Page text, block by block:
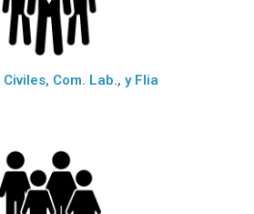
Com. Lab., y Flia